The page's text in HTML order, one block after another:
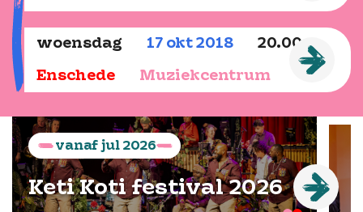
woensdag 17 okt 2018 20.00
Enschede Muziekcentrum
vanaf jul 2026
Keti Koti festival 2026